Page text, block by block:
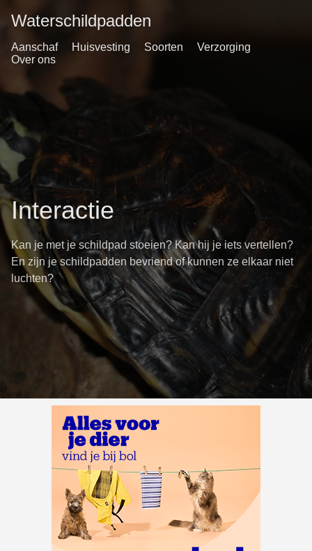
Waterschildpadden
Aanschaf Huisvesting Soorten
Verzorging
Over ons
Interactie
Kan je met je schildpad stoeien? Kan hij je iets vertellen?
En zijn je schildpadden bevriend of kunnen ze elkaar niet
luchten?